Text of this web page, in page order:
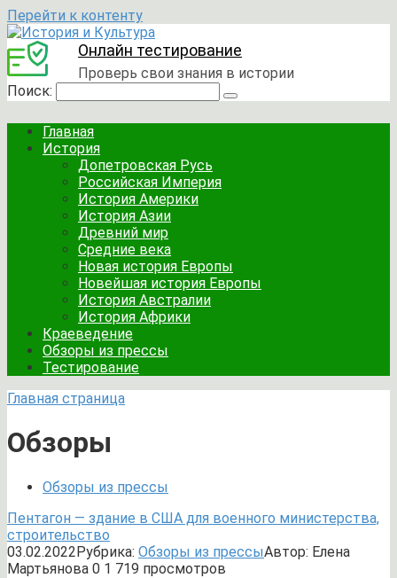
Перейти к контенту
Онлайн тестирование
Проверь свои знания в истории
Поиск:
Главная
История
Допетровская Русь
Российская Империя
История Америки
История Азии
Древний мир
Средние века
Новая история Европы
Новейшая история Европы
История Австралии
История Африки
Краеведение
Обзоры из прессы
Тестирование
Главная страница
Обзоры
Обзоры из прессы
Пентагон — здание в США для военного министерства,
строительство
03.02.2022Рубрика: Обзоры из прессыАвтор: Елена
Мартьянова 0 1 719 просмотров